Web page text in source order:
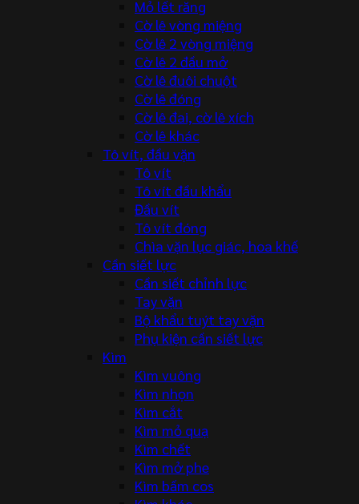
Mỏ lết răng
Cờ lê vòng miệng
Cờ lê 2 vòng miệng
Cờ lê 2 đầu mở
Cờ lê đuôi chuột
Cờ lê đóng
Cờ lê đai, cờ lê xích
Cờ lê khác
Tô vít, đầu vặn
Tô vít
Tô vít đầu khẩu
Đầu vít
Tô vít đóng
Chìa vặn lục giác, hoa khế
Cần siết lực
Cần siết chỉnh lực
Tay vặn
Bộ khẩu tuýt tay vặn
Phụ kiện cần siết lực
Kìm
Kìm vuông
Kìm nhọn
Kìm cắt
Kìm mỏ quạ
Kìm chết
Kìm mở phe
Kìm bấm cos